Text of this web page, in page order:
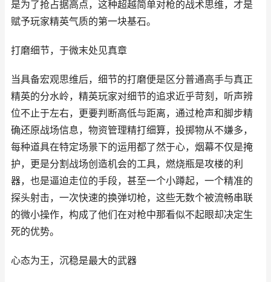
是为了抢占据高点，这种超越简单对枪的战术思维，才是
赋予玩家精英气质的第一块基石。
打磨细节，于微末处见真章
当具备宏观思维后，细节的打磨便是区分普通高手与真正
精英的分水岭，精英玩家对细节的追求近乎苛刻，听声辨
位不止于左右，更要判断高低与距离，通过枪声和脚步精
确还原战场信息，物资管理精打细算，投掷物从不嫌多，
每种道具在特定场景下的运用都了然于心，烟幕不仅是掩
护，更是分割战场创造机会的工具，燃烧瓶是攻楼的利
器，也是逼迫走位的手段，甚至一个小蹲起，一个精准的
探头射击，一次快速的换弹切枪，这些无数个被流畅串联
的微小操作，构成了他们在对枪中那看似不起眼却决定生
死的优势。
心态为王，沉稳是最大的武器